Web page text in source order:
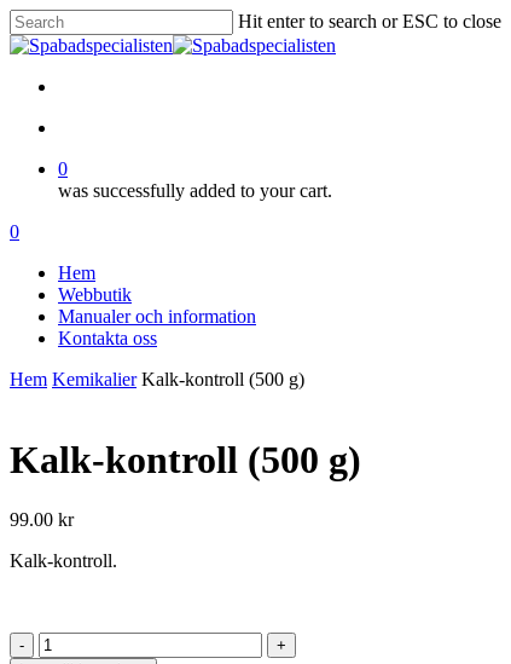
Skip
to
main
content
Hit enter to search or ESC to close
Close
0
was successfully added to your cart.
Menu
account
0
Hem
Webbutik
Manualer och information
Kontakta oss
Hem Kemikalier Kalk-kontroll (500 g)
Kalk-kontroll (500 g)
99.00 kr
Kalk-kontroll.
Kalk-